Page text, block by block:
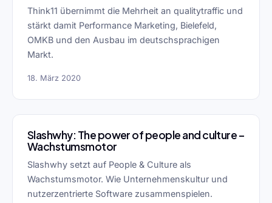
Think11 übernimmt die Mehrheit an qualitytraffic und
stärkt damit Performance Marketing, Bielefeld,
OMKB und den Ausbau im deutschsprachigen
Markt.
18. März 2020
Slashwhy: The power of people and culture –
Wachstumsmotor
Slashwhy setzt auf People & Culture als
Wachstumsmotor. Wie Unternehmenskultur und
nutzerzentrierte Software zusammenspielen.